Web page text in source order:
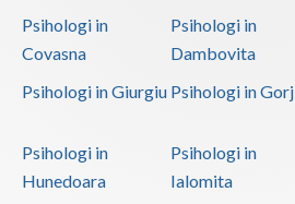
Psihologi in
Covasna
Psihologi in
Dambovita
Psihologi in Giurgiu Psihologi in Gorj
Psihologi in
Hunedoara
Psihologi in
Ialomita